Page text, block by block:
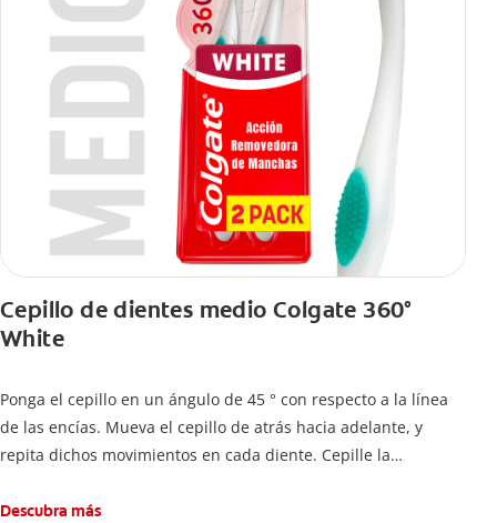
Cepillo de dientes medio Colgate 360°
White
Ponga el cepillo en un ángulo de 45 ° con respecto a la línea
de las encías. Mueva el cepillo de atrás hacia adelante, y
repita dichos movimientos en cada diente. Cepille la
atrás hacia adelante. Cepille la superficie masticatoria (parte
Descubra más